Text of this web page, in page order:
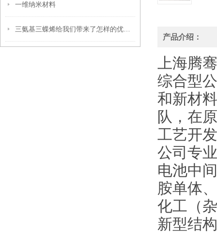
一维纳米材料
产品介绍：
上海腾
综合型
和新材
队，在
工艺开
公司专
电池中
胺单体
化工（
新型结